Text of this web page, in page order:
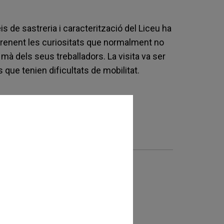
de sastreria i caracterització del Liceu ha
les curiositats que normalment no
dels seus treballadors. La visita va ser
que tenien dificultats de mobilitat.